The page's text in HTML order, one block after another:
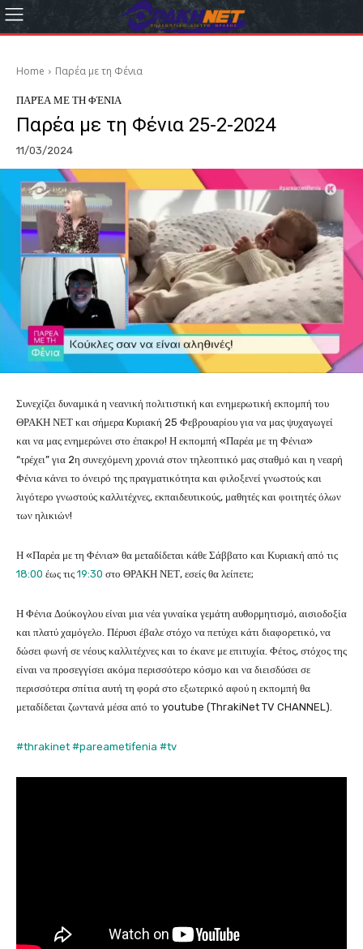
Home Παρέα με τη Φένια
ΠΑΡΈΑ ΜΕ ΤΗ ΦΈΝΙΑ
Παρέα με τη Φένια 25-2-2024
11/03/2024
Συνεχίζει δυναμικά η νεανική πολιτιστική και ενημερωτική εκπομπή του
ΘΡΑΚΗ ΝΕΤ και σήμερα Kυριακή 25 Φεβρουαρίου για να μας ψυχαγωγεί
και να μας ενημερώνει στο έπακρο! Η εκπομπή «Παρέα με τη Φένια»
“τρέχει” για 2η συνεχόμενη χρονιά στον τηλεοπτικό μας σταθμό και η νεαρή
Φένια κάνει το όνειρό της πραγματικότητα και φιλοξενεί γνωστούς και
λιγότερο γνωστούς καλλιτέχνες, εκπαιδευτικούς, μαθητές και φοιτητές όλων
των ηλικιών!
Η «Παρέα με τη Φένια» θα μεταδίδεται κάθε Σάββατο και Κυριακή από τις
18:00 έως τις 19:30 στο ΘΡΑΚΗ ΝΕΤ, εσείς θα λείπετε;
Η Φένια Δούκογλου είναι μια νέα γυναίκα γεμάτη αυθορμητισμό, αισιοδοξία
και πλατύ χαμόγελο. Πέρυσι έβαλε στόχο να πετύχει κάτι διαφορετικό, να
δώσει φωνή σε νέους καλλιτέχνες και το έκανε με επιτυχία. Φέτος, στόχος της
είναι να προσεγγίσει ακόμα περισσότερο κόσμο και να διεισδύσει σε
περισσότερα σπίτια αυτή τη φορά στο εξωτερικό αφού η εκπομπή θα
μεταδίδεται ζωντανά μέσα από το youtube (ThrakiNet TV CHANNEL).
#thrakinet #pareametifenia #tv